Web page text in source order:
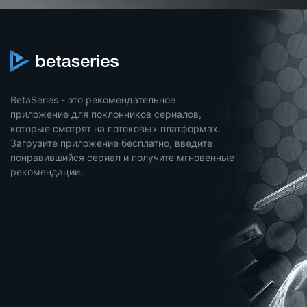
BetaSeries - это рекомендательное
приложение для поклонников сериалов,
которые смотрят на потоковых платформах.
Загрузите приложение бесплатно, введите
понравившийся сериал и получите мгновенные
рекомендации.